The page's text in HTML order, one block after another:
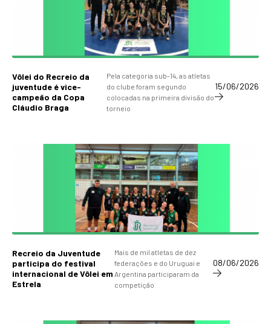
Vôlei do Recreio da
juventude é vice-
campeão da Copa
Cláudio Braga
Pela categoria sub-14, as atletas
do clube foram segundo
colocadas na primeira divisão do
torneio
15/06/2026
Recreio da Juventude
participa do festival
internacional de Vôlei em
Estrela
Mais de mil atletas de dez
federações e do Uruguai e
Argentina participaram da
competição
08/06/2026